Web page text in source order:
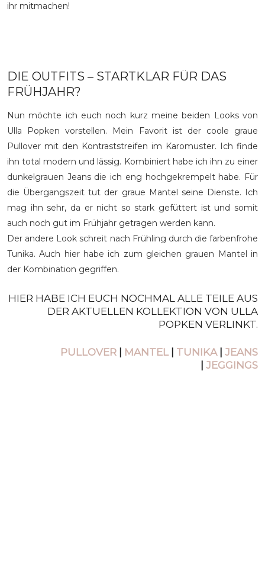
ihr mitmachen!
DIE OUTFITS – STARTKLAR FÜR DAS
FRÜHJAHR?
Nun möchte ich euch noch kurz meine beiden Looks von
Ulla Popken vorstellen. Mein Favorit ist der coole graue
Pullover mit den Kontraststreifen im Karomuster. Ich finde
ihn total modern und lässig. Kombiniert habe ich ihn zu einer
dunkelgrauen Jeans die ich eng hochgekrempelt habe. Für
die Übergangszeit tut der graue Mantel seine Dienste. Ich
mag ihn sehr, da er nicht so stark gefüttert ist und somit
auch noch gut im Frühjahr getragen werden kann.
Der andere Look schreit nach Frühling durch die farbenfrohe
Tunika. Auch hier habe ich zum gleichen grauen Mantel in
der Kombination gegriffen.
HIER HABE ICH EUCH NOCHMAL ALLE TEILE AUS
DER AKTUELLEN KOLLEKTION VON ULLA
POPKEN VERLINKT.
PULLOVER | MANTEL | TUNIKA| JEANS
| JEGGINGS